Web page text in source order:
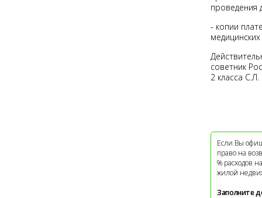
проведения
- копии
советник
2 класса
Если Вы
право на
% расходов
жилой
Заполните